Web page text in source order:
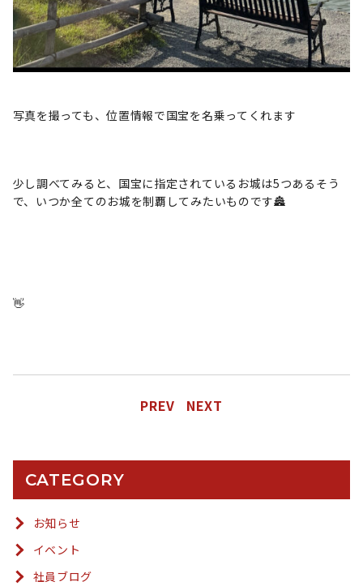
写真を撮っても、位置情報で国宝を名乗ってくれます
少し調べてみると、国宝に指定されているお城は5つあるそう
で、いつか全てのお城を制覇してみたいものです🏯
👋
PREV NEXT
CATEGORY
お知らせ
イベント
社員ブログ